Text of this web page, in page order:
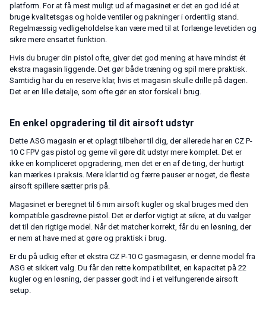
platform. For at få mest muligt ud af magasinet er det en god idé at
bruge kvalitetsgas og holde ventiler og pakninger i ordentlig stand.
Regelmæssig vedligeholdelse kan være med til at forlænge levetiden og
sikre mere ensartet funktion.
Hvis du bruger din pistol ofte, giver det god mening at have mindst ét
ekstra magasin liggende. Det gør både træning og spil mere praktisk.
Samtidig har du en reserve klar, hvis et magasin skulle drille på dagen.
Det er en lille detalje, som ofte gør en stor forskel i brug.
En enkel opgradering til dit airsoft udstyr
Dette ASG magasin er et oplagt tilbehør til dig, der allerede har en CZ P-
10 C FPV gas pistol og gerne vil gøre dit udstyr mere komplet. Det er
ikke en kompliceret opgradering, men det er en af de ting, der hurtigt
kan mærkes i praksis. Mere klar tid og færre pauser er noget, de fleste
airsoft spillere sætter pris på.
Magasinet er beregnet til 6 mm airsoft kugler og skal bruges med den
kompatible gasdrevne pistol. Det er derfor vigtigt at sikre, at du vælger
det til den rigtige model. Når det matcher korrekt, får du en løsning, der
er nem at have med at gøre og praktisk i brug.
Er du på udkig efter et ekstra CZ P-10 C gasmagasin, er denne model fra
ASG et sikkert valg. Du får den rette kompatibilitet, en kapacitet på 22
kugler og en løsning, der passer godt ind i et velfungerende airsoft
setup.